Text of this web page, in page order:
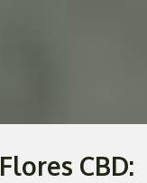
Flores CBD: